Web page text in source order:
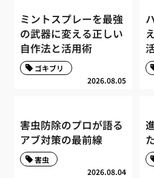
ミントスプレーを最強
の武器に変える正しい
自作法と活用術
2026.08.05
ゴキブリ
害虫防除のプロが語る
アブ対策の最前線
2026.08.04
害虫